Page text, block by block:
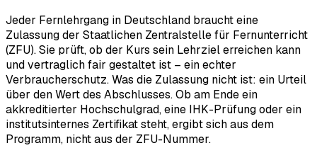
Jeder Fernlehrgang in Deutschland braucht eine
Zulassung der Staatlichen Zentralstelle für Fernunterricht
(ZFU). Sie prüft, ob der Kurs sein Lehrziel erreichen kann
und vertraglich fair gestaltet ist – ein echter
Verbraucherschutz. Was die Zulassung nicht ist: ein Urteil
über den Wert des Abschlusses. Ob am Ende ein
akkreditierter Hochschulgrad, eine IHK-Prüfung oder ein
institutsinternes Zertifikat steht, ergibt sich aus dem
Programm, nicht aus der ZFU-Nummer.